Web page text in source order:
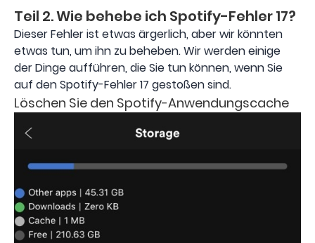
Teil 2. Wie behebe ich Spotify-Fehler 17?
Dieser Fehler ist etwas ärgerlich, aber wir könnten
etwas tun, um ihn zu beheben. Wir werden einige
der Dinge aufführen, die Sie tun können, wenn Sie
auf den Spotify-Fehler 17 gestoßen sind.
Löschen Sie den Spotify-Anwendungscache